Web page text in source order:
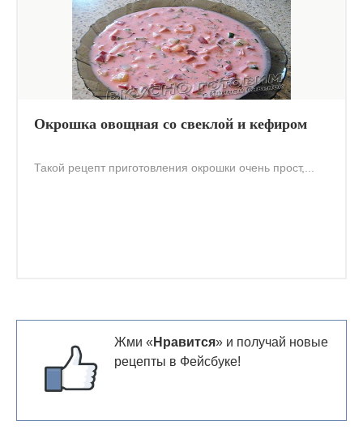
Окрошка овощная со свеклой и кефиром
Такой рецепт приготовления окрошки очень прост,...
Жми « Нравится» и получай новые
рецепты в Фейсбуке!